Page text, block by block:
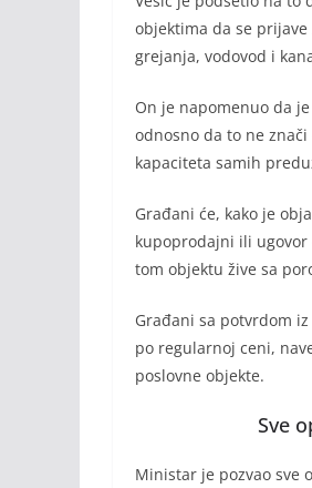
objektima da se
grejanja, vodovod i
On je napomenuo da
odnosno da to ne
kapaciteta samih
Građani će, kako je
kupoprodajni ili
tom objektu žive sa
Građani sa potvrdom
po regularnoj ceni,
poslovne objekte.
Sve
Ministar je pozvao sve